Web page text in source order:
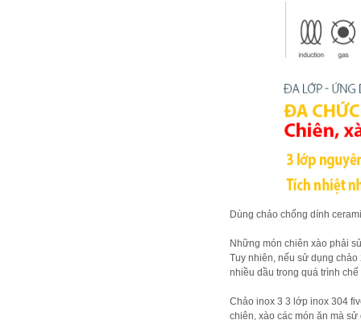
Dùng chảo chống dính
Những món chiên xào phải
Tuy nhiên, nếu sử dụng
nhiều dầu trong quá trình
Chảo inox 3 3 lớp inox 304
chiên, xào các món ăn mà